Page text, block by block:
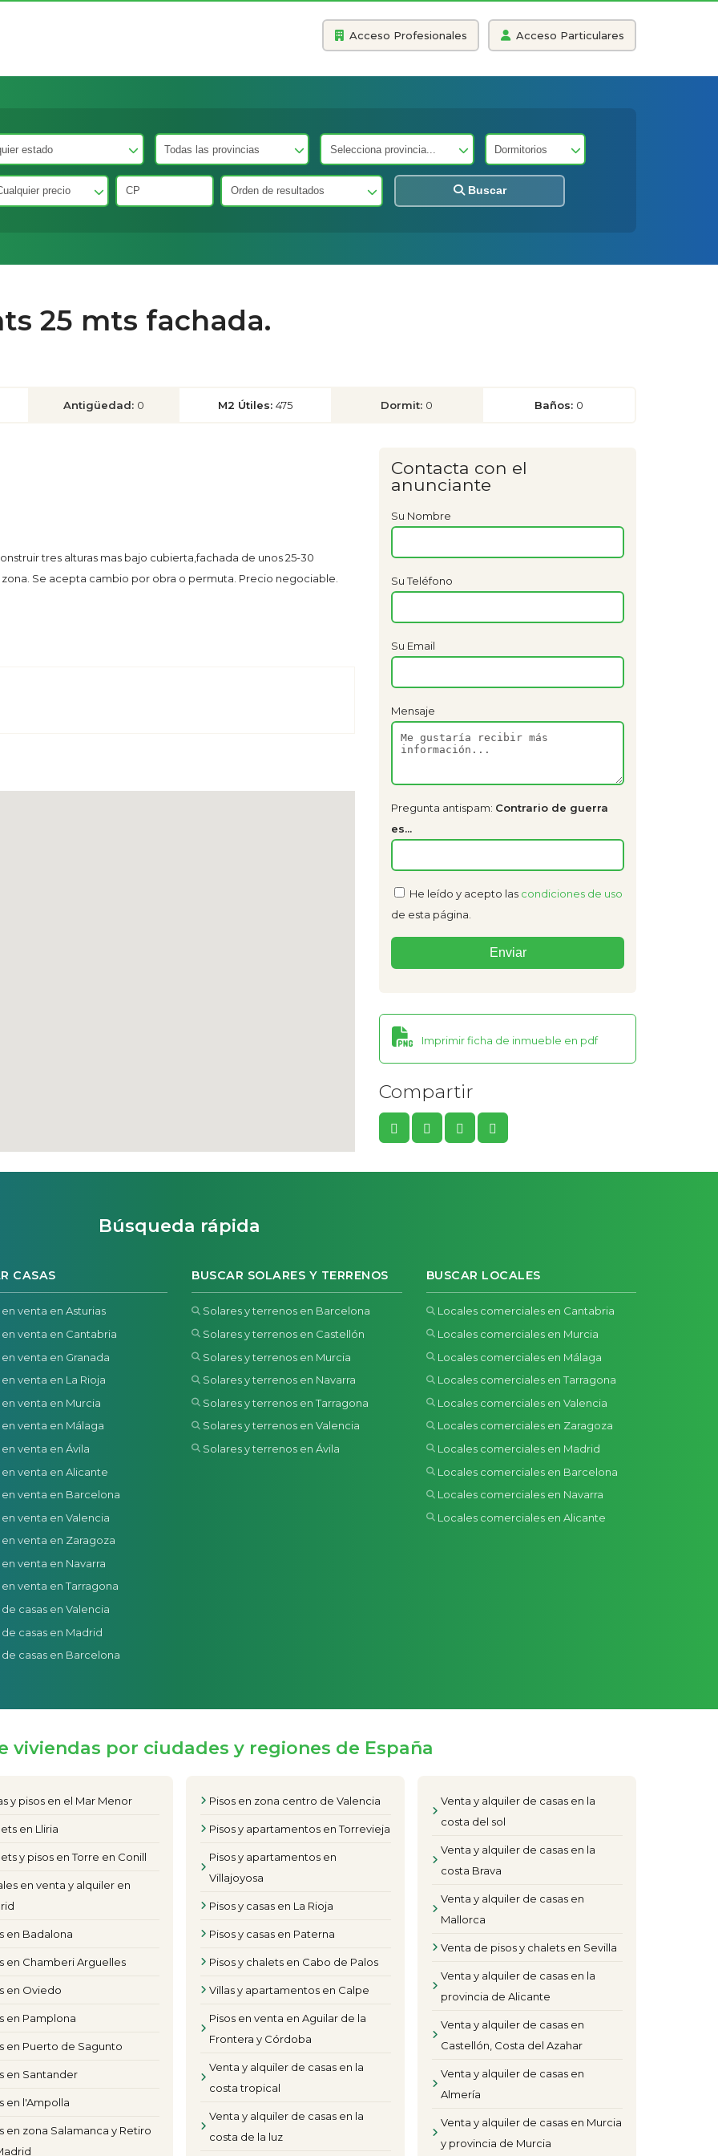
Acceso Profesionales Acceso Particulares
Buscar
25 mts fachada.
Antigüedad: 0 M2 Útiles:475 Dormit: 0 Baños: 0
tres alturas mas bajo cubierta,fachada de unos 25-30
Se acepta cambio por obra o permuta. Precio negociable.
Contacta con el
anunciante
Su Nombre
Su Teléfono
Su Email
Mensaje
Pregunta antispam: Contrario de guerra
es...
He leído y acepto las condiciones de uso
de esta página.
Imprimir ficha de inmueble en pdf
Compartir
Búsqueda rápida
CASAS
en venta en Asturias
en venta en Cantabria
en venta en Granada
en venta en La Rioja
en venta en Murcia
en venta en Málaga
en venta en Ávila
en venta en Alicante
en venta en Barcelona
en venta en Valencia
en venta en Zaragoza
en venta en Navarra
en venta en Tarragona
casas en Valencia
casas en Madrid
casas en Barcelona
BUSCAR SOLARES Y TERRENOS
Solares y terrenos en Barcelona
Solares y terrenos en Castellón
Solares y terrenos en Murcia
Solares y terrenos en Navarra
Solares y terrenos en Tarragona
Solares y terrenos en Valencia
Solares y terrenos en Ávila
BUSCAR LOCALES
Locales comerciales en Cantabria
Locales comerciales en Murcia
Locales comerciales en Málaga
Locales comerciales en Tarragona
Locales comerciales en Valencia
Locales comerciales en Zaragoza
Locales comerciales en Madrid
Locales comerciales en Barcelona
Locales comerciales en Navarra
Locales comerciales en Alicante
viviendas por ciudades y regiones de España
y pisos en el Mar Menor
en Lliria
y pisos en Torre en Conill
en venta y alquiler en
en Badalona
en Chamberi Arguelles
en Oviedo
en Pamplona
en Puerto de Sagunto
en Santander
en l'Ampolla
en zona Salamanca y Retiro
Pisos en zona centro de Valencia
Pisos y apartamentos en Torrevieja
Pisos y apartamentos en
Villajoyosa
Pisos y casas en La Rioja
Pisos y casas en Paterna
Pisos y chalets en Cabo de Palos
Villas y apartamentos en Calpe
Pisos en venta en Aguilar de la
Frontera y Córdoba
Venta y alquiler de casas en la
costa tropical
Venta y alquiler de casas en la
costa de la luz
Venta y alquiler de casas en la
costa del sol
Venta y alquiler de casas en la
costa Brava
Venta y alquiler de casas en
Mallorca
Venta de pisos y chalets en Sevilla
Venta y alquiler de casas en la
provincia de Alicante
Venta y alquiler de casas en
Castellón, Costa del Azahar
Venta y alquiler de casas en
Almería
Venta y alquiler de casas en Murcia
y provincia de Murcia